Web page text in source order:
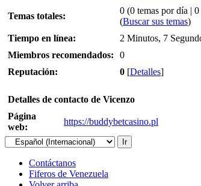
Temas totales:
0 (0 temas por día |
(Buscar sus temas)
Tiempo en línea:
2 Minutos, 7
Miembros recomendados:
0
Reputación:
0 [Detalles]
Detalles de contacto de Vicenzo
Página
web:
https://buddybetcasino.pl
Contáctanos
Fiferos de Venezuela